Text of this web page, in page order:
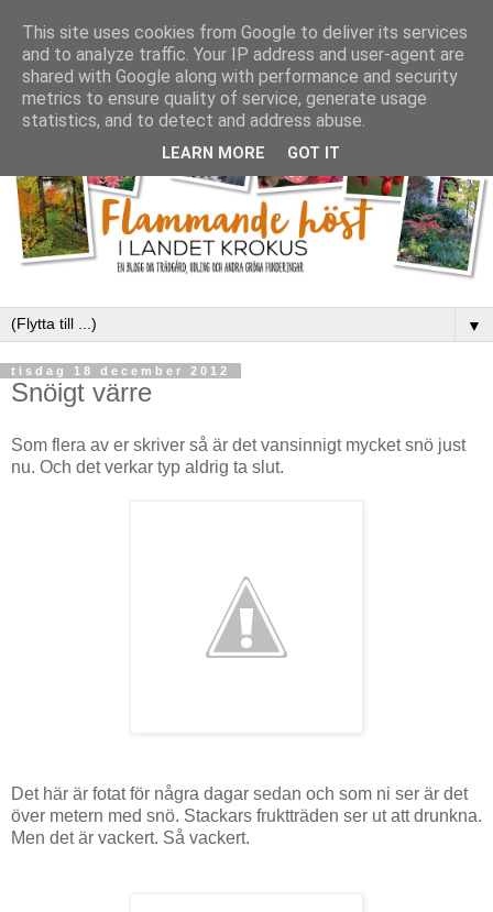
▼
tisdag 18 december 2012
Snöigt värre
Som flera av er skriver så är det vansinnigt mycket snö just
nu. Och det verkar typ aldrig ta slut.
Det här är fotat för några dagar sedan och som ni ser är det
över metern med snö. Stackars fruktträden ser ut att drunkna.
Men det är vackert. Så vackert.
This site uses cookies from Google to deliver its services
and to analyze traffic. Your IP address and user-agent are
shared with Google along with performance and security
metrics to ensure quality of service, generate usage
statistics, and to detect and address abuse.
LEARN MORE GOT IT